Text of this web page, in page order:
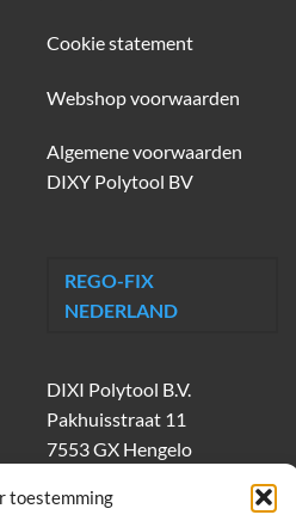
toestemming
Cookie statement
Webshop voorwaarden
Algemene voorwaarden
DIXY Polytool BV
REGO-FIX
NEDERLAND
DIXI Polytool B.V.
Pakhuisstraat 11
7553 GX Hengelo
dixiholland@dixi.com